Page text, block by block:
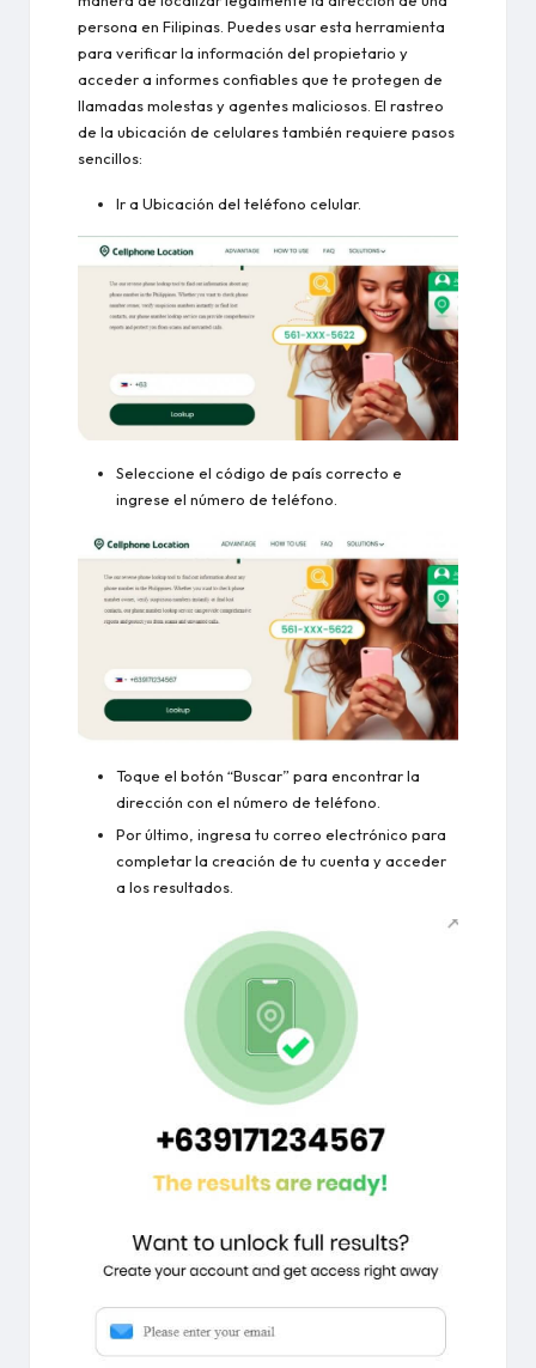
persona en Filipinas. Puedes usar esta herramienta
para verificar la información del propietario y
acceder a informes confiables que te protegen de
llamadas molestas y agentes maliciosos. El rastreo
de la ubicación de celulares también requiere pasos
sencillos:
Ir a Ubicación del teléfono celular.
Seleccione el código de país correcto e
ingrese el número de teléfono.
Toque el botón “Buscar” para encontrar la
dirección con el número de teléfono.
Por último, ingresa tu correo electrónico para
completar la creación de tu cuenta y acceder
a los resultados.